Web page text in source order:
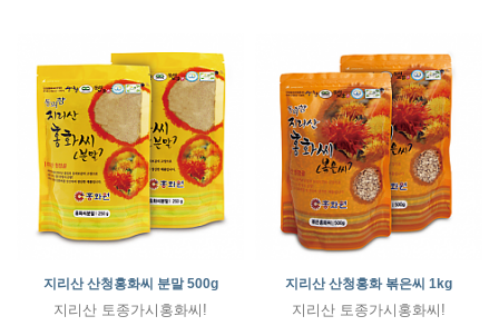
지리산 산청홍화씨 분말 500g
지리산 토종가시홍화씨!
지리산 산청홍화 볶은씨 1kg
지리산 토종가시홍화씨!